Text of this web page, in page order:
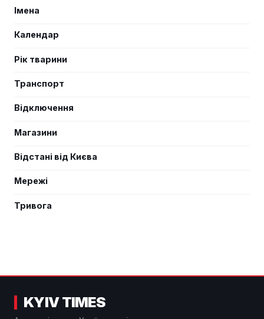
Імена
Календар
Рік тварини
Транспорт
Відключення
Магазини
Відстані від Києва
Мережі
Тривога
KYIV TIMES